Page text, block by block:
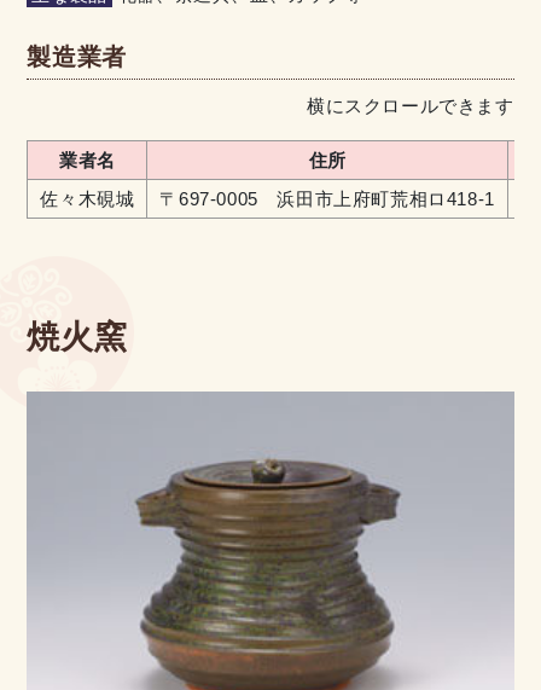
製造業者
横にスクロールできます
業者名
住所
佐々木硯城
〒697-0005 浜田市上府町荒相ロ418-1
焼火窯